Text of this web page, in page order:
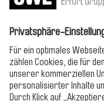
Jetzt lesen!
Bitte folgen!